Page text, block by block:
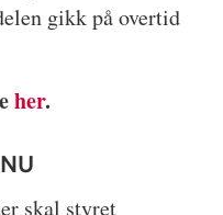
gikk på overtid
her.
skal styret